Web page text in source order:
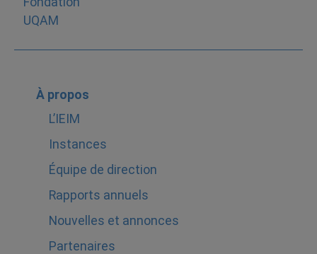
À propos
L’IEIM
Instances
Équipe de direction
Rapports annuels
Nouvelles et annonces
Partenaires